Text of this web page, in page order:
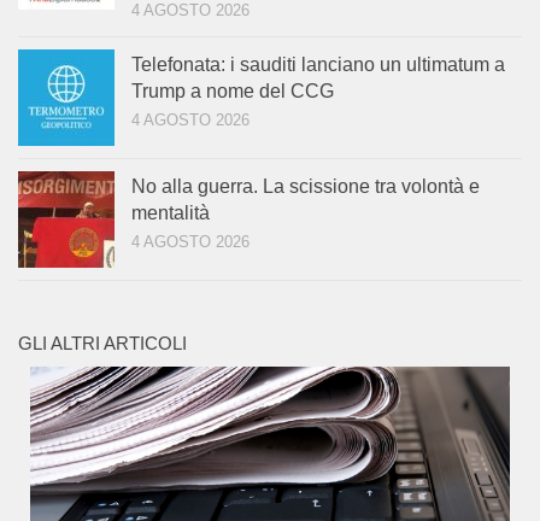
4 AGOSTO 2026
Telefonata: i sauditi lanciano un ultimatum a
Trump a nome del CCG
4 AGOSTO 2026
No alla guerra. La scissione tra volontà e
mentalità
4 AGOSTO 2026
GLI ALTRI ARTICOLI